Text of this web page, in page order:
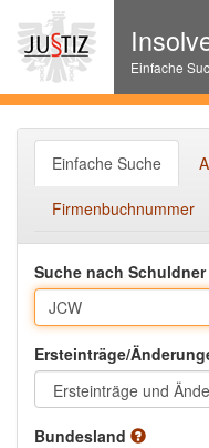
Einfache
Einfache Suche
Firmenbuchnummer
Suche nach Schuldner
Ersteinträge/
Bundesland